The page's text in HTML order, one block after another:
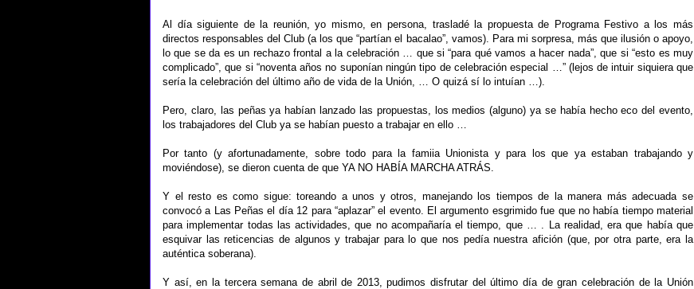
Al día siguiente de la reunión, yo mismo, en persona, trasladé la propuesta de Programa Festivo a los más
directos responsables del Club (a los que “partían el bacalao”, vamos). Para mi sorpresa, más que ilusión o apoyo,
lo que se da es un rechazo frontal a la celebración … que si “para qué vamos a hacer nada”, que si “esto es muy
complicado”, que si “noventa años no suponían ningún tipo de celebración especial …” (lejos de intuir siquiera que
sería la celebración del último año de vida de la Unión, … O quizá sí lo intuían …).
Pero, claro, las peñas ya habían lanzado las propuestas, los medios (alguno) ya se había hecho eco del evento,
los trabajadores del Club ya se habían puesto a trabajar en ello …
Por tanto (y afortunadamente, sobre todo para la famiia Unionista y para los que ya estaban trabajando y
moviéndose), se dieron cuenta de que YA NO HABÍA MARCHA ATRÁS.
Y el resto es como sigue: toreando a unos y otros, manejando los tiempos de la manera más adecuada se
convocó a Las Peñas el día 12 para “aplazar” el evento. El argumento esgrimido fue que no había tiempo material
para implementar todas las actividades, que no acompañaría el tiempo, que … . La realidad, era que había que
esquivar las reticencias de algunos y trabajar para lo que nos pedía nuestra afición (que, por otra parte, era la
auténtica soberana).
Y así, en la tercera semana de abril de 2013, pudimos disfrutar del último día de gran celebración de la Unión